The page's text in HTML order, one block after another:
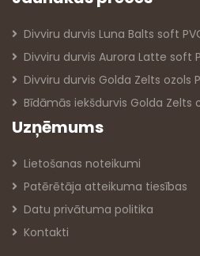
Divviru durvis Luna Balts soft
Divviru durvis Aurora Latte soft
Divviru durvis Golda Zelts ozols
Bīdāmās iekšdurvis Golda Zelts
Uzņēmums
Lietošanas noteikumi
Patērētāja atteikuma tiesības
Datu privātuma politika
Kontakti